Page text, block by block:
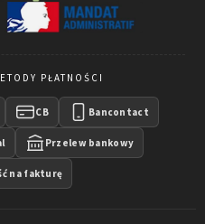
każdej strefy: chowane
do stałych obwodów
PŁATNOŚCI
CB Bancontact
Przelew bankowy
na fakturę